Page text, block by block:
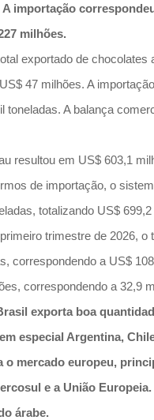
importação
milhões.
exportado de chocolates
47 milhões. A
toneladas. A balança
resultou em US$ 603,1
de importação, o
totalizando US$
trimestre de 2026, o
correspondendo a US$
correspondendo a 32,9
exporta boa
especial Argentina,
o mercado europeu,
e a União
árabe.